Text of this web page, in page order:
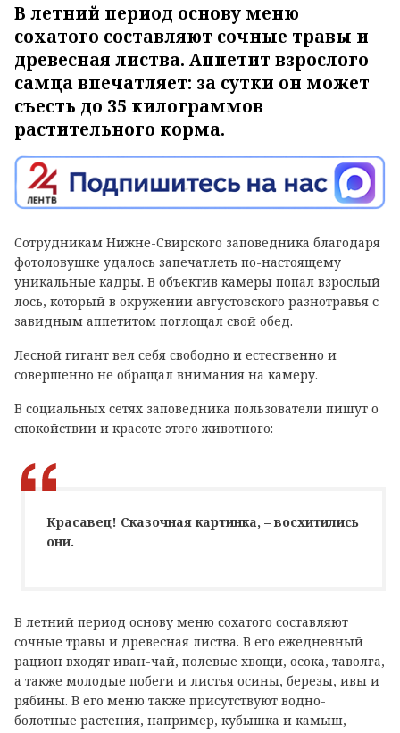
В летний период основу меню
сохатого составляют сочные травы и
древесная листва. Аппетит взрослого
самца впечатляет: за сутки он может
съесть до 35 килограммов
растительного корма.
Сотрудникам Нижне-Свирского заповедника благодаря
фотоловушке удалось запечатлеть по-настоящему
уникальные кадры. В объектив камеры попал взрослый
лось, который в окружении августовского разнотравья с
завидным аппетитом поглощал свой обед.
Лесной гигант вел себя свободно и естественно и
совершенно не обращал внимания на камеру.
В социальных сетях заповедника пользователи пишут о
спокойствии и красоте этого животного:
Красавец! Сказочная картинка, – восхитились
они.
В летний период основу меню сохатого составляют
сочные травы и древесная листва. В его ежедневный
рацион входят иван-чай, полевые хвощи, осока, таволга,
а также молодые побеги и листья осины, березы, ивы и
рябины. В его меню также присутствуют водно-
болотные растения, например, кубышка и камыш,